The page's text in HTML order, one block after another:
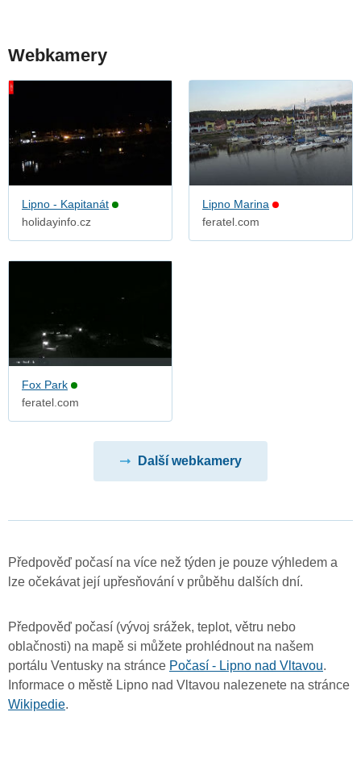
Webkamery
Lipno - Kapitanát
holidayinfo.cz
Lipno Marina
feratel.com
Fox Park
feratel.com
Další webkamery
Předpověď počasí na více než týden je pouze výhledem a
lze očekávat její upřesňování v průběhu dalších dní.
Předpověď počasí (vývoj srážek, teplot, větru nebo
oblačnosti) na mapě si můžete prohlédnout na našem
portálu Ventusky na stránce Počasí - Lipno nad Vltavou.
Informace o městě Lipno nad Vltavou nalezenete na stránce
Wikipedie.